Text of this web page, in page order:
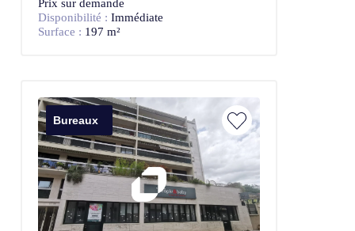
Prix sur demande
Disponibilité : Immédiate
Surface : 197 m²
Bureaux